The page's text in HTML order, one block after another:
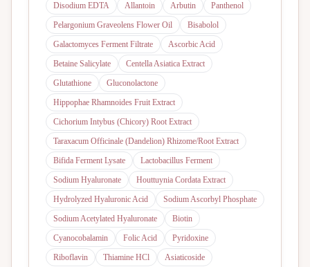
Disodium EDTA
Allantoin Arbutin
Panthenol
Pelargonium Graveolens Flower Oil
Bisabolol
Galactomyces Ferment Filtrate
Ascorbic Acid
Betaine Salicylate
Centella Asiatica Extract
Glutathione
Gluconolactone
Hippophae Rhamnoides Fruit Extract
Cichorium Intybus (Chicory) Root Extract
Taraxacum Officinale (Dandelion) Rhizome/Root Extract
Bifida Ferment Lysate
Lactobacillus Ferment
Sodium Hyaluronate
Houttuynia Cordata Extract
Hydrolyzed Hyaluronic Acid
Sodium Ascorbyl Phosphate
Sodium Acetylated Hyaluronate
Biotin
Cyanocobalamin
Folic Acid
Pyridoxine
Riboflavin
Thiamine HCl
Asiaticoside